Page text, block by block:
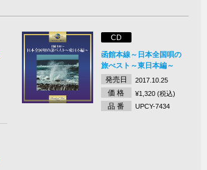
CD
函館本線～日本全国唄の
旅べスト～東日本編～
発売日
2017.10.25
価 格 ¥1,320 (税込)
品 番 UPCY-7434